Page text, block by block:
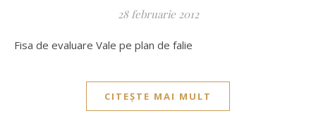
28 februarie 2012
Fisa de evaluare Vale pe plan de falie
CITEȘTE MAI MULT